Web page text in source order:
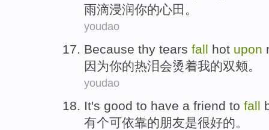
雨滴浸润你的心田 。
youdao
Because thy tears fall hot upon
因为你的热泪会烫着我的双颊。
youdao
It's good to have a friend to fall
有个可依靠的朋友是很好的。